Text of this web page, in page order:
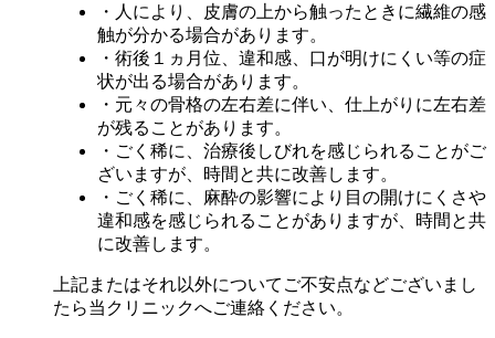
・人により、皮膚の上から触ったときに繊維の感
触が分かる場合があります。
・術後１ヵ月位、違和感、口が明けにくい等の症
状が出る場合があります。
・元々の骨格の左右差に伴い、仕上がりに左右差
が残ることがあります。
・ごく稀に、治療後しびれを感じられることがご
ざいますが、時間と共に改善します。
・ごく稀に、麻酔の影響により目の開けにくさや
違和感を感じられることがありますが、時間と共
に改善します。
上記またはそれ以外についてご不安点などございまし
たら当クリニックへご連絡ください。